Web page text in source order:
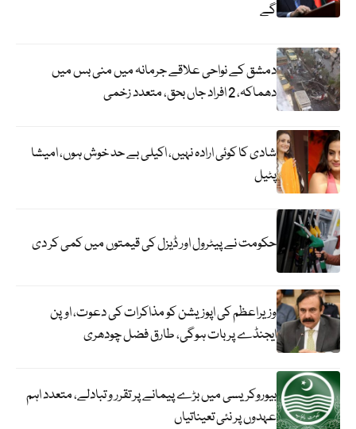
گے
دمشق کے نواحی علاقے جرمانہ میں منی بس میں
دھماکہ، 2 افراد جاں بحق، متعدد زخمی
شادی کا کوئی ارادہ نہیں، اکیلی بے حد خوش ہوں، امیشا
پٹیل
حکومت نے پیٹرول اور ڈیزل کی قیمتوں میں کمی کر دی
وزیراعظم کی اپوزیشن کو مذاکرات کی دعوت، اوپن
ایجنڈے پر بات ہوگی، طارق فضل چودھری
بیوروکریسی میں بڑے پیمانے پر تقرر و تبادلے، متعدد اہم
عہدوں پر نئی تعیناتیاں